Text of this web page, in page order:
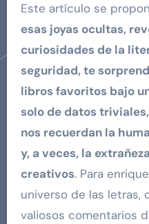
Este artículo se
esas joyas ocultas,
curiosidades de la
seguridad, te
libros favoritos bajo
solo de datos
nos recuerdan la
y, a veces, la
creativos. Para
universo de las letras,
valiosos comentarios